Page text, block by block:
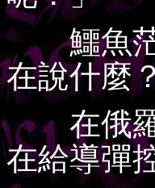
鱷魚茫然
在說什麼
在俄羅斯
在給導彈